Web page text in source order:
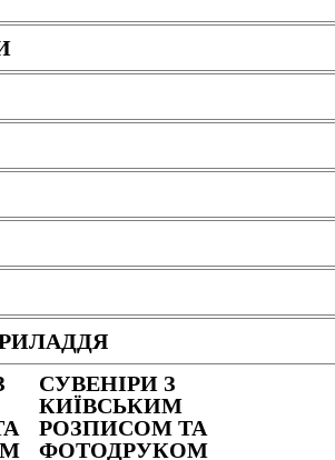
СУВЕНІРИ З
КИЇВСЬКИМ
РОЗПИСОМ ТА
ФОТОДРУКОМ